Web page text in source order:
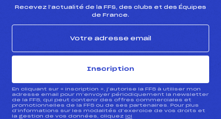
Recevez l’actualité de la FFS, des clubs et des Équipes
de France.
Inscription
En cliquant sur « inscription », j’autorise la FFS à utiliser mon
adresse email pour m’envoyer périodiquement la newsletter
de la FFS, qui peut contenir des offres commerciales et
promotionnelles de la FFS ou de ses partenaires. Pour plus
d’informations sur les modalités d’exercice de vos droits et
la gestion de vos données, cliquez ici